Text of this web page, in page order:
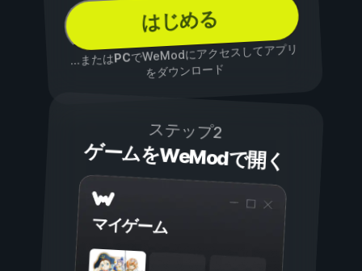
はじめる
...またはPCでWeModにアクセスしてアプリ
をダウンロード
ステップ2
ゲームをWeModで開く
マイゲーム